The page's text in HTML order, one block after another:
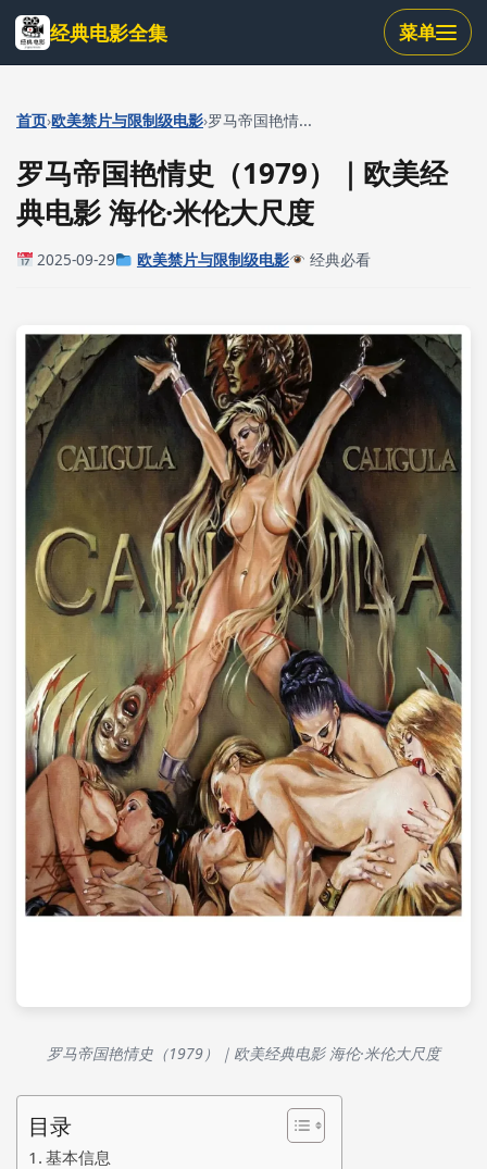
跳
到
主
内
经典电影全集 菜单
首页›欧美禁片与限制级电影›罗马帝国艳情...
罗马帝国艳情史（1979）｜欧美经
典电影 海伦·米伦大尺度
2025-09-29 欧美禁片与限制级电影 经典必看
罗马帝国艳情史（1979）｜欧美经典电影 海伦·米伦大尺度
目录
基本信息